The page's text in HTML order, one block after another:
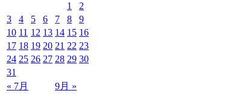
« 7月 9月 »
1
2
3
4 5 6 7 8
9
10 11 12 13 14 15 16
17 18 19 20 21 22 23
24 25 26 27 28 29 30
31